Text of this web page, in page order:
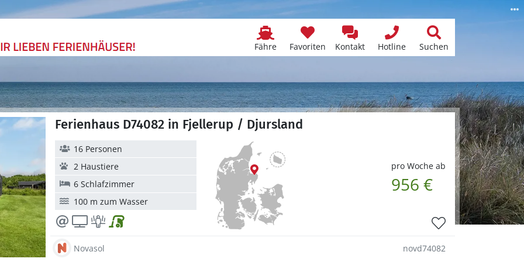
Fähre Favoriten Kontakt Hotline Suchen
Ferienhaus D74082 in Fjellerup / Djursland
pro Woche ab
956 €
16 Personen
2 Haustiere
6 Schlafzimmer
100 m zum Wasser
Novasol novd74082